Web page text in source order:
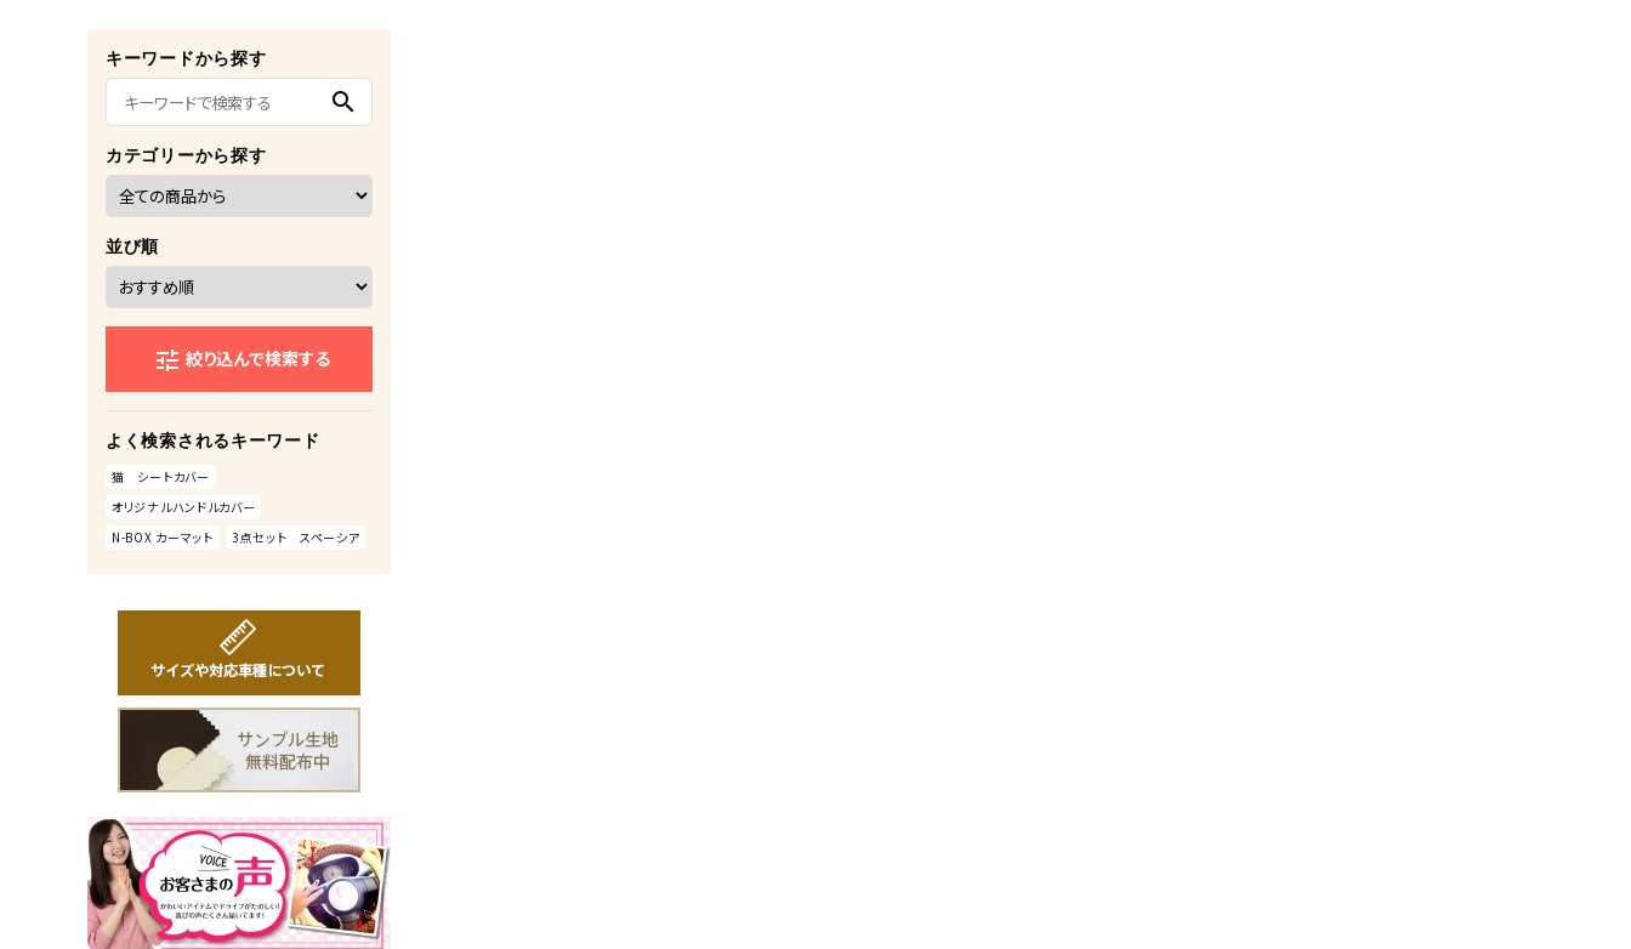
キーワードから探す
search
カテゴリーから探す
並び順
tune 絞り込んで検索する
よく検索されるキーワード
猫 シートカバー
オリジナルハンドルカバー
N-BOX カーマット
3点セット スペーシア